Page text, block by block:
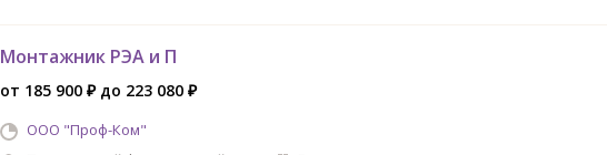
Монтажник РЭА и П
от 185 900 ₽ до 223 080 ₽
ООО "Проф-Ком"